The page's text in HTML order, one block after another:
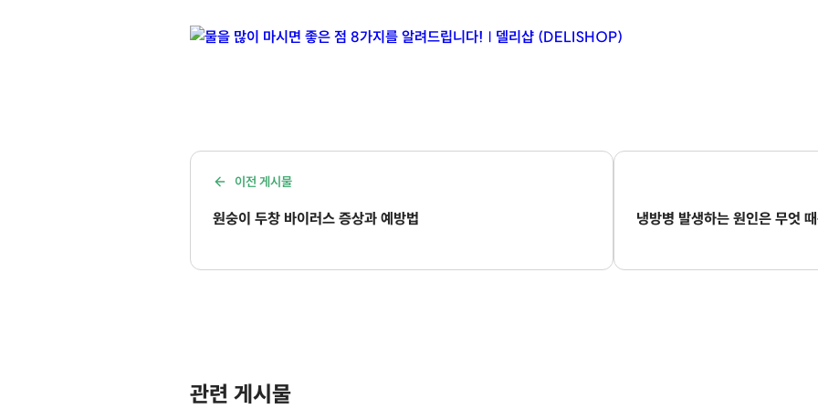
이전 게시물
원숭이 두창 바이러스 증상과 예방법 냉방병 발생하는 원인은 무엇
관련 게시물